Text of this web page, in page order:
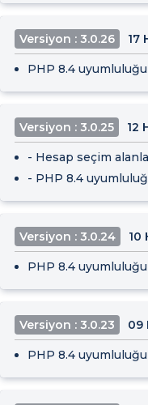
Versiyon : 3.0.26 17
PHP 8.4
Versiyon : 3.0.25 12
- Hesap seçim
- PHP 8.4
Versiyon : 3.0.24 10
PHP 8.4
Versiyon : 3.0.23 09
PHP 8.4